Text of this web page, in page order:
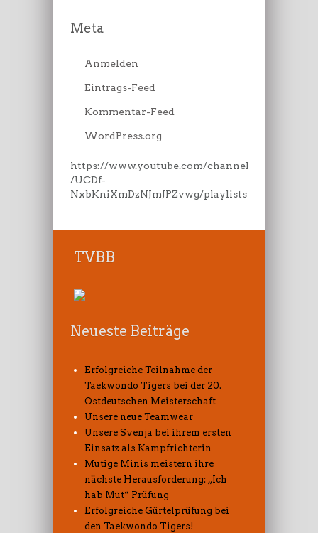
Meta
Anmelden
Eintrags-Feed
Kommentar-Feed
WordPress.org
https://www.youtube.com/channel
/UCDf-
NxbKniXmDzNJmJPZvwg/playlists
TVBB
Neueste Beiträge
Erfolgreiche Teilnahme der
Taekwondo Tigers bei der 20.
Ostdeutschen Meisterschaft
Unsere neue Teamwear
Unsere Svenja bei ihrem ersten
Einsatz als Kampfrichterin
Mutige Minis meistern ihre
nächste Herausforderung: „Ich
hab Mut“ Prüfung
Erfolgreiche Gürtelprüfung bei
den Taekwondo Tigers!